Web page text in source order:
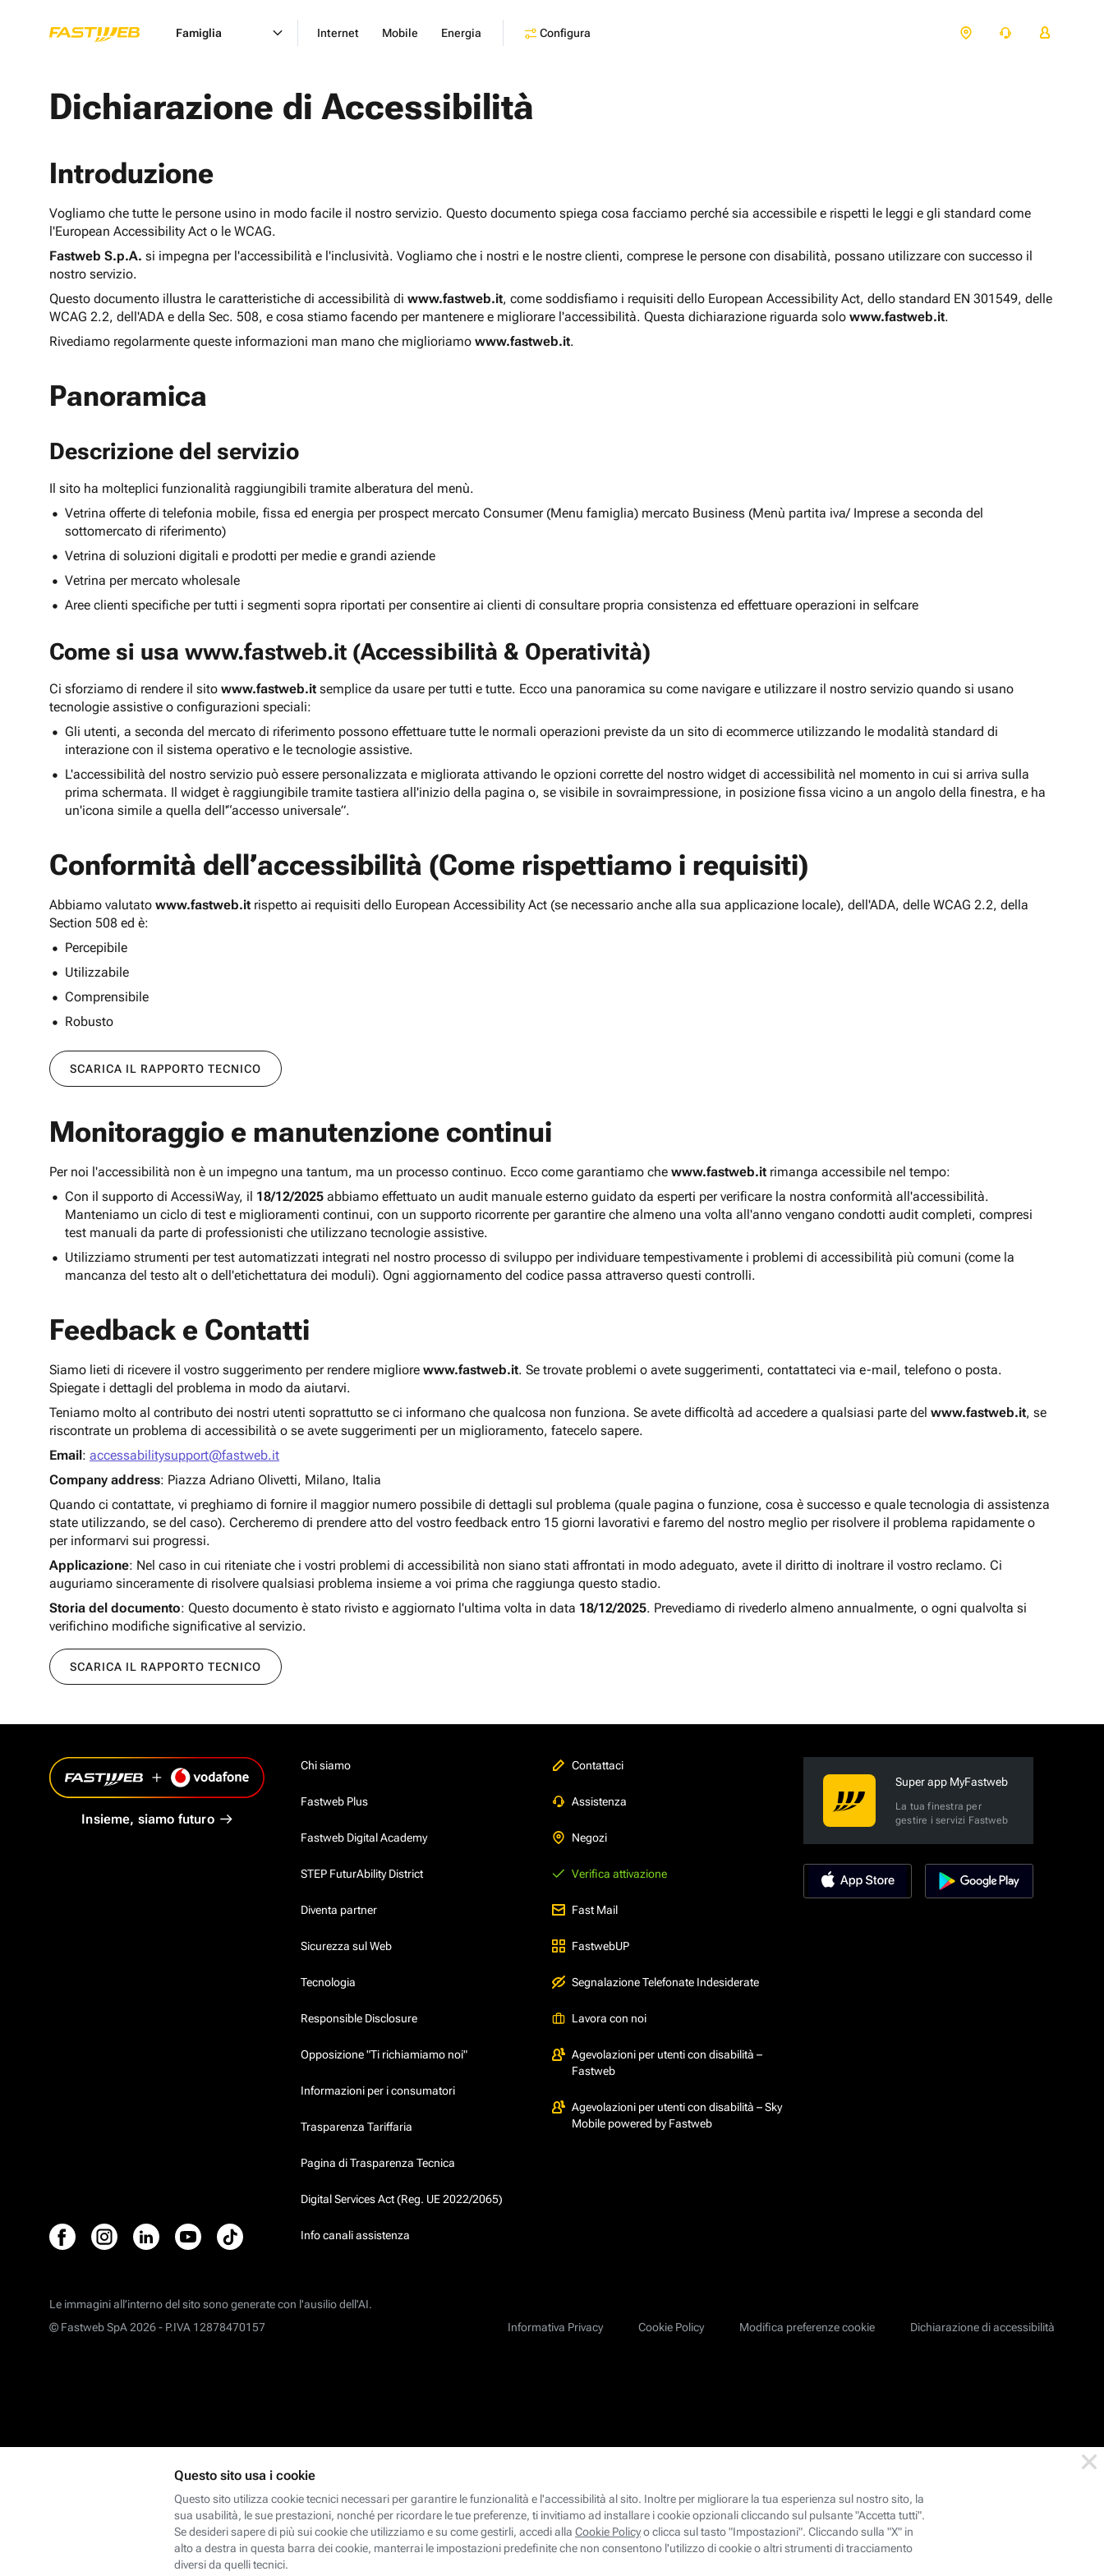
Famiglia Internet Mobile Energia Configura
Dichiarazione di Accessibilità
Introduzione
Vogliamo che tutte le persone usino in modo facile il nostro servizio. Questo documento spiega cosa facciamo perché sia accessibile e rispetti le leggi e gli standard come
l'European Accessibility Act o le WCAG.
Fastweb S.p.A. si impegna per l'accessibilità e l'inclusività. Vogliamo che i nostri e le nostre clienti, comprese le persone con disabilità, possano utilizzare con successo il
nostro servizio.
Questo documento illustra le caratteristiche di accessibilità di www.fastweb.it, come soddisfiamo i requisiti dello European Accessibility Act, dello standard EN 301549, delle
WCAG 2.2, dell'ADA e della Sec. 508, e cosa stiamo facendo per mantenere e migliorare l'accessibilità. Questa dichiarazione riguarda solo www.fastweb.it.
Rivediamo regolarmente queste informazioni man mano che miglioriamo www.fastweb.it.
Panoramica
Descrizione del servizio
Il sito ha molteplici funzionalità raggiungibili tramite alberatura del menù.
Vetrina offerte di telefonia mobile, fissa ed energia per prospect mercato Consumer (Menu famiglia) mercato Business (Menù partita iva/ Imprese a seconda del
sottomercato di riferimento)
Vetrina di soluzioni digitali e prodotti per medie e grandi aziende
Vetrina per mercato wholesale
Aree clienti specifiche per tutti i segmenti sopra riportati per consentire ai clienti di consultare propria consistenza ed effettuare operazioni in selfcare
Come si usa www.fastweb.it (Accessibilità & Operatività)
Ci sforziamo di rendere il sito www.fastweb.it semplice da usare per tutti e tutte. Ecco una panoramica su come navigare e utilizzare il nostro servizio quando si usano
tecnologie assistive o configurazioni speciali:
Gli utenti, a seconda del mercato di riferimento possono effettuare tutte le normali operazioni previste da un sito di ecommerce utilizzando le modalità standard di
interazione con il sistema operativo e le tecnologie assistive.
L'accessibilità del nostro servizio può essere personalizzata e migliorata attivando le opzioni corrette del nostro widget di accessibilità nel momento in cui si arriva sulla
prima schermata. Il widget è raggiungibile tramite tastiera all'inizio della pagina o, se visibile in sovraimpressione, in posizione fissa vicino a un angolo della finestra, e ha
un'icona simile a quella dell'“accesso universale”.
Conformità dell’accessibilità (Come rispettiamo i requisiti)
Abbiamo valutato www.fastweb.it rispetto ai requisiti dello European Accessibility Act (se necessario anche alla sua applicazione locale), dell'ADA, delle WCAG 2.2, della
Section 508 ed è:
Percepibile
Utilizzabile
Comprensibile
Robusto
SCARICA IL RAPPORTO TECNICO
Monitoraggio e manutenzione continui
Per noi l'accessibilità non è un impegno una tantum, ma un processo continuo. Ecco come garantiamo che www.fastweb.it rimanga accessibile nel tempo:
Con il supporto di AccessiWay, il 18/12/2025 abbiamo effettuato un audit manuale esterno guidato da esperti per verificare la nostra conformità all'accessibilità.
Manteniamo un ciclo di test e miglioramenti continui, con un supporto ricorrente per garantire che almeno una volta all'anno vengano condotti audit completi, compresi
test manuali da parte di professionisti che utilizzano tecnologie assistive.
Utilizziamo strumenti per test automatizzati integrati nel nostro processo di sviluppo per individuare tempestivamente i problemi di accessibilità più comuni (come la
mancanza del testo alt o dell'etichettatura dei moduli). Ogni aggiornamento del codice passa attraverso questi controlli.
Feedback e Contatti
Siamo lieti di ricevere il vostro suggerimento per rendere migliore www.fastweb.it. Se trovate problemi o avete suggerimenti, contattateci via e-mail, telefono o posta.
Spiegate i dettagli del problema in modo da aiutarvi.
Teniamo molto al contributo dei nostri utenti soprattutto se ci informano che qualcosa non funziona. Se avete difficoltà ad accedere a qualsiasi parte del www.fastweb.it, se
riscontrate un problema di accessibilità o se avete suggerimenti per un miglioramento, fatecelo sapere.
Email: accessabilitysupport@fastweb.it
Company address: Piazza Adriano Olivetti, Milano, Italia
Quando ci contattate, vi preghiamo di fornire il maggior numero possibile di dettagli sul problema (quale pagina o funzione, cosa è successo e quale tecnologia di assistenza
state utilizzando, se del caso). Cercheremo di prendere atto del vostro feedback entro 15 giorni lavorativi e faremo del nostro meglio per risolvere il problema rapidamente o
per informarvi sui progressi.
Applicazione: Nel caso in cui riteniate che i vostri problemi di accessibilità non siano stati affrontati in modo adeguato, avete il diritto di inoltrare il vostro reclamo. Ci
auguriamo sinceramente di risolvere qualsiasi problema insieme a voi prima che raggiunga questo stadio.
Storia del documento: Questo documento è stato rivisto e aggiornato l'ultima volta in data 18/12/2025. Prevediamo di rivederlo almeno annualmente, o ogni qualvolta si
verifichino modifiche significative al servizio.
SCARICA IL RAPPORTO TECNICO
Insieme, siamo futuro
Chi siamo
Fastweb Plus
Fastweb Digital Academy
STEP FuturAbility District
Diventa partner
Sicurezza sul Web
Tecnologia
Responsible Disclosure
Opposizione "Ti richiamiamo noi"
Informazioni per i consumatori
Trasparenza Tariffaria
Pagina di Trasparenza Tecnica
Digital Services Act (Reg. UE 2022/2065)
Info canali assistenza
Contattaci
Assistenza
Negozi
Verifica attivazione
Fast Mail
FastwebUP
Segnalazione Telefonate Indesiderate
Lavora con noi
Agevolazioni per utenti con disabilità –
Fastweb
Agevolazioni per utenti con disabilità – Sky
Mobile powered by Fastweb
Super app MyFastweb
La tua finestra per
gestire i servizi Fastweb
Le immagini all’interno del sito sono generate con l'ausilio dell'AI.
Informativa Privacy
Cookie Policy Modifica preferenze cookie Dichiarazione di accessibilità
© Fastweb SpA 2026 - P.IVA 12878470157